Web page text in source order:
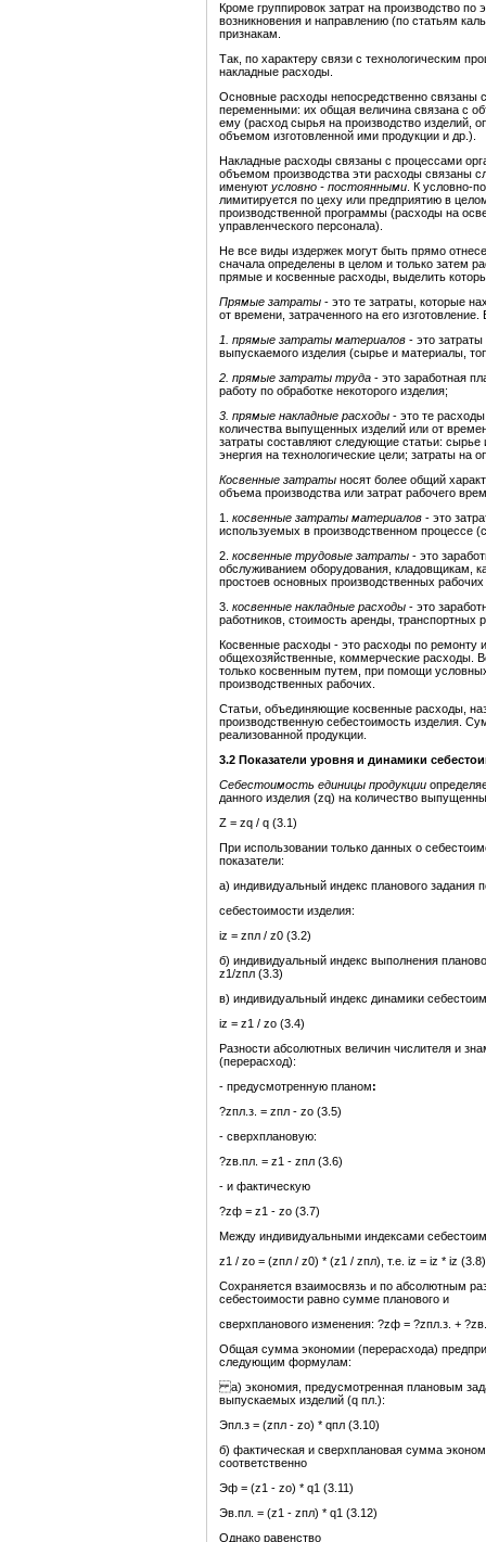
Кроме группировок затрат на производство
возникновения и направлению (по статьям
признакам.
Так, по характеру связи с технологическим
накладные расходы.
Основные расходы непосредственно связаны
переменными: их общая величина связана с
ему (расход сырья на производство изделий,
объемом изготовленной ими продукции и др.).
Накладные расходы связаны с процессами
объемом производства эти расходы связаны
именуют условно - постоянными . К условно-
лимитируется по цеху или предприятию в
производственной программы (расходы на
управленческого персонала).
Не все виды издержек могут быть прямо
сначала определены в целом и только затем
прямые и косвенные расходы, выделить
Прямые затраты - это те затраты, которые
от времени, затраченного на его
1. прямые затраты материалов - это
выпускаемого изделия (сырье и материалы,
2. прямые затраты труда - это заработная
работу по обработке некоторого изделия;
3. прямые накладные расходы - это те
количества выпущенных изделий или от
затраты составляют следующие статьи:
энергия на технологические цели; затраты на
Косвенные затраты носят более общий
объема производства или затрат рабочего
1. косвенные затраты материалов - это
используемых в производственном процессе
2. косвенные трудовые затраты - это
обслуживанием оборудования, кладовщикам,
простоев основных производственных
3. косвенные накладные расходы - это
работников, стоимость аренды, транспортных
Косвенные расходы - это расходы по
общехозяйственные, коммерческие расходы.
только косвенным путем, при помощи
производственных рабочих.
Статьи, объединяющие косвенные расходы,
производственную себестоимость изделия.
реализованной продукции.
3.2 Показатели уровня и динамики
Себестоимость единицы продукции
данного изделия (zq) на количество
Z = zq / q (3.1)
При использовании только данных о
показатели:
а) индивидуальный индекс планового задания
себестоимости изделия:
iz = zпл / z0 (3.2)
б) индивидуальный индекс выполнения
z1/zпл (3.3)
в) индивидуальный индекс динамики
iz = z1 / zo (3.4)
Разности абсолютных величин числителя и
(перерасход):
- предусмотренную планом:
?zпл.з. = zпл - zo (3.5)
- сверхплановую:
?zв.пл. = z1 - zпл (3.6)
- и фактическую
?zф = z1 - zo (3.7)
Между индивидуальными индексами
z1 / zo = (zпл / z0) * (z1 / zпл), т.е. iz = iz * iz (3.8)
Сохраняется взаимосвязь и по абсолютным
себестоимости равно сумме планового и
сверхпланового изменения: ?zф = ?zпл.з. +
Общая сумма экономии (перерасхода)
следующим формулам:
а) экономия, предусмотренная плановым
выпускаемых изделий (q пл.):
Эпл.з = (zпл - zo) * qпл (3.10)
б) фактическая и сверхплановая сумма
соответственно
Эф = (z1 - zo) * q1 (3.11)
Эв.пл. = (z1 - zпл) * q1 (3.12)
Однако равенство